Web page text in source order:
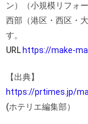
ン）（小規模リフォ
西部（港区・西区・
す。
URL https://make-
【出典】
https://prtimes.jp/
(ホテリエ編集部）